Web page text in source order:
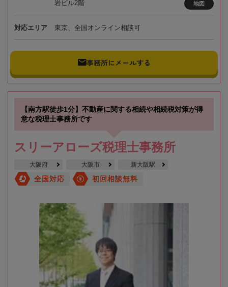
岩ビル2階 地図
対応エリア 東京、全国オンライン相談可
事務所にメールする
【南方駅徒歩1分】不動産に関する相続や相続税対策が得
意な税理士事務所です
スリーアローズ税理士事務所
大阪府 大阪市 新大阪駅
全国対応 初回相談無料